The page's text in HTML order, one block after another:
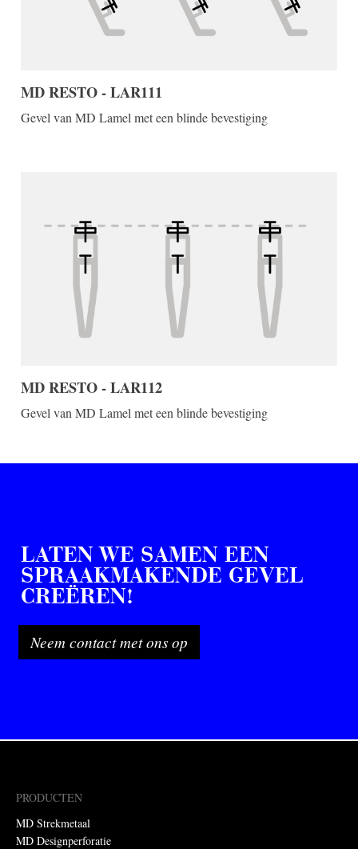
MD RESTO - LAR111
Gevel van MD Lamel met een blinde bevestiging
MD RESTO - LAR112
Gevel van MD Lamel met een blinde bevestiging
LATEN WE SAMEN EEN
SPRAAKMAKENDE GEVEL
CREËREN!
Neem contact met ons op
PRODUCTEN
MD Strekmetaal
MD Designperforatie